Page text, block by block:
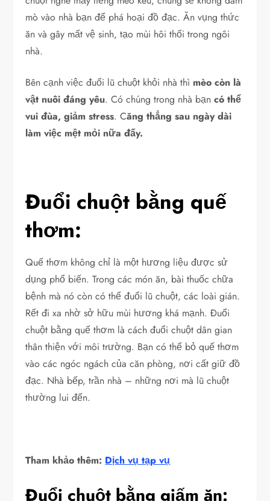
mò vào nhà bạn để phá hoại đồ đạc. Ăn vụng thức
ăn và gây mất vệ sinh, tạo mùi hôi thối trong ngôi
nhà.
Bên cạnh việc đuổi lũ chuột khỏi nhà thì mèo còn là
vật nuôi đáng yêu. Có chúng trong nhà bạncó thể
vui đùa, giảm stress. Căng thẳng sau ngày dài
làm việc mệt mỏi nữa đấy.
Đuổi chuột bằng quế
thơm:
Quế thơm không chỉ là một hương liệu được sử
dụng phổ biến. Trong các món ăn, bài thuốc chữa
bệnh mà nó còn có thể đuổi lũ chuột, các loài gián.
Rết đi xa nhờ sở hữu mùi hương khá mạnh. Đuổi
chuột bằng quế thơm là cách đuổi chuột dân gian
thân thiện với môi trường. Bạn có thể bỏ quế thơm
vào các ngóc ngách của căn phòng, nơi cất giữ đồ
đạc. Nhà bếp, trần nhà – những nơi mà lũ chuột
thường lui đến.
Tham khảo thêm: Dịch vụ tạp vụ
Đuổi chuột bằng giấm ăn: